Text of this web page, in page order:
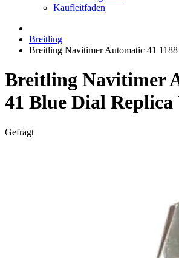
Kaufleitfaden
Breitling
Breitling Navitimer Automatic 41 1188
Breitling Navitimer
41 Blue Dial
Gefragt